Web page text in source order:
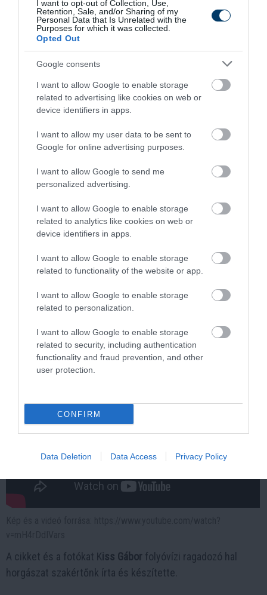
I want to opt-out of Collection, Use,
Retention, Sale, and/or Sharing of my
Personal Data that Is Unrelated with the
Purposes for which it was collected.
Opted Out
Google consents
I want to allow Google to enable storage
related to advertising like cookies on web or
device identifiers in apps.
I want to allow my user data to be sent to
Google for online advertising purposes.
I want to allow Google to send me
personalized advertising.
I want to allow Google to enable storage
related to analytics like cookies on web or
device identifiers in apps.
I want to allow Google to enable storage
related to functionality of the website or app.
I want to allow Google to enable storage
related to personalization.
I want to allow Google to enable storage
related to security, including authentication
functionality and fraud prevention, and other
user protection.
CONFIRM
Data Deletion Data Access Privacy Policy
és az elvesztett műcsalikat nehezen tudtuk pótolni
akkoriban. Egy szentírás volt csak, délben összegyűltünk
és szalonnasütő, melegedő tűz mellett eldicsekedtünk
A kocsinál aztán osztozkodtunk, valahogy szokássá vált,
hogy „közös” a zsákmány, amiből mindenki egyenlő
arányban részesülhet. No és az sem volt ritka, hogy a
szombati horgászat zsákmánya egy vasárnapi közös
bográcsos csukapörköltként igazán méltón végezte földi
parlagfű terem, a holtágakban pontyozni kell, ám a tiszai
csukaállomány, amely egész évben véletlen fogásokban
helyeken megjelenik és célzott horgászatuk fantasztikus
élményekkel ajándékozza meg az ügyesebb horgászokat.
Hogy én hogyan horgászom csukára a Tiszán? Nézd meg a
A cikket és a fotókat Kiss Gábor folyóvízi ragadozó hal
horgászat szakértőnk írta és készítette.